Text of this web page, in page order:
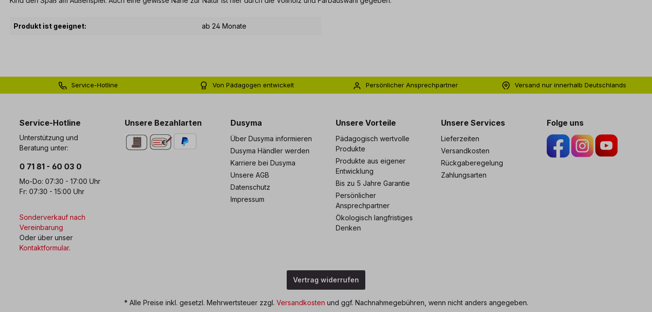
Produkt ist geeignet: ab 24 Monate
Service-Hotline
Von Pädagogen entwickelt
Persönlicher Ansprechpartner
Versand nur innerhalb Deutschlands
Service-Hotline
Unterstützung und
Beratung unter:
0 71 81 - 60 03 0
Mo-Do: 07:30 - 17:00 Uhr
Fr: 07:30 - 15:00 Uhr
Sonderverkauf nach
Vereinbarung
Oder über unser
Kontaktformular.
Unsere Bezahlarten Dusyma
Über Dusyma informieren
Dusyma Händler werden
Karriere bei Dusyma
Unsere AGB
Datenschutz
Impressum
Unsere Vorteile
Pädagogisch wertvolle
Produkte
Produkte aus eigener
Entwicklung
Bis zu 5 Jahre Garantie
Persönlicher
Ansprechpartner
Ökologisch langfristiges
Denken
Unsere Services
Lieferzeiten
Versandkosten
Rückgaberegelung
Zahlungsarten
Folge uns
Vertrag widerrufen
* Alle Preise inkl. gesetzl. Mehrwertsteuer zzgl. Versandkosten und ggf. Nachnahmegebühren, wenn nicht anders angegeben.